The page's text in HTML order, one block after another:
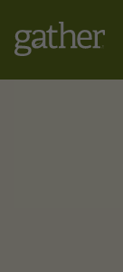
contenu
principal